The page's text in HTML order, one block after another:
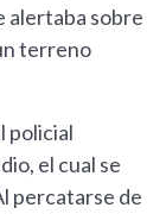
alertaba sobre
terreno
policial
el cual se
percatarse de